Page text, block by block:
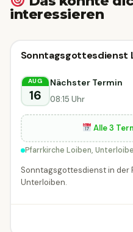
interessieren
Sonstiges
Unterloiben
Sonstiges
Sonntagsgottesdienst
AUG
16
Nächster Termin
08:15 Uhr
Alle 3
Pfarrkirche Loiben,
Sonntagsgottesdienst in der
Unterloiben.